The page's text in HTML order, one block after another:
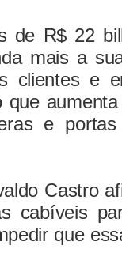
de R$ 22
mais a
clientes e
que
e
Castro
cabíveis
que